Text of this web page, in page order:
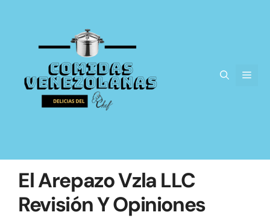
contenido
El Arepazo Vzla LLC
Revisión Y Opiniones